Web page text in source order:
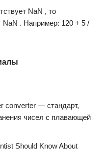
NaN , то
NaN . Например: 120 + 5 /
converter — стандарт,
чисел с плавающей
Should Know About